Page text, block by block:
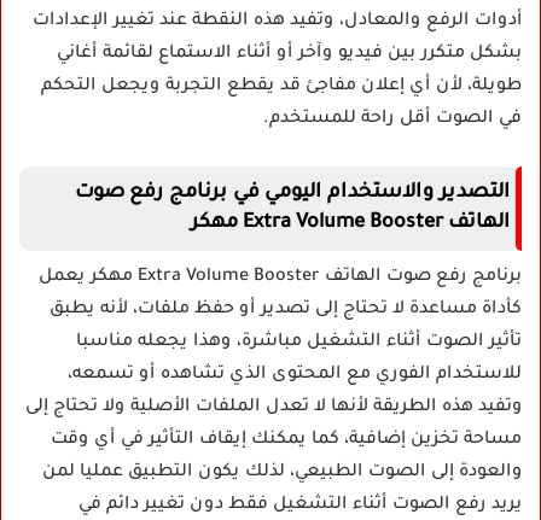
أدوات الرفع والمعادل، وتفيد هذه النقطة عند تغيير الإعدادات
بشكل متكرر بين فيديو وآخر أو أثناء الاستماع لقائمة أغاني
طويلة، لأن أي إعلان مفاجئ قد يقطع التجربة ويجعل التحكم
في الصوت أقل راحة للمستخدم.
التصدير والاستخدام اليومي في برنامج رفع صوت
الهاتف Extra Volume Booster مهكر
برنامج رفع صوت الهاتف Extra Volume Booster مهكر يعمل
كأداة مساعدة لا تحتاج إلى تصدير أو حفظ ملفات، لأنه يطبق
تأثير الصوت أثناء التشغيل مباشرة، وهذا يجعله مناسبا
للاستخدام الفوري مع المحتوى الذي تشاهده أو تسمعه،
وتفيد هذه الطريقة لأنها لا تعدل الملفات الأصلية ولا تحتاج إلى
مساحة تخزين إضافية، كما يمكنك إيقاف التأثير في أي وقت
والعودة إلى الصوت الطبيعي، لذلك يكون التطبيق عمليا لمن
يريد رفع الصوت أثناء التشغيل فقط دون تغيير دائم في